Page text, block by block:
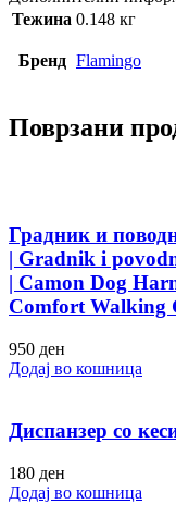
Тежина 0.148 кг
Бренд Flamingo
Поврзани
Градник и
| Gradnik i
| Camon Dog
Comfort Walking
950 ден
Додај во кошница
Диспанзер со
180 ден
Додај во кошница